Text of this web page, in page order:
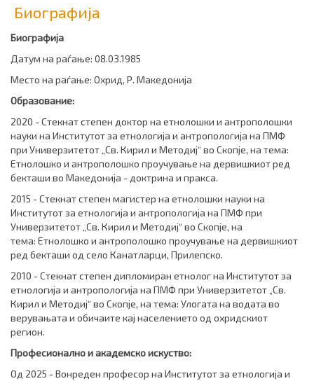
Биографија
Биографија
Датум на раѓање: 08.03.1985
Место на раѓање: Охрид, Р. Македонија
Образование:
2020 - Стекнат степен доктор на етнолошки и антрополошки
науки на Институтот за етнологија и антропологија на ПМФ
при Универзитетот „Св. Кирил и Методиј“ во Скопје, на тема:
Етнолошко и антрополошко проучување на дервишкиот ред
бекташи во Македонија - доктрина и пракса.
2015 - Стекнат степен магистер на етнолошки науки на
Институтот за етнологија и антропологија на ПМФ при
Универзитетот „Св. Кирил и Методиј“ во Скопје, на
тема: Етнолошко и антрополошко проучување на дервишкиот
ред бекташи од село Канатларци, Прилепско.
2010 - Стекнат степен дипломиран етнолог на Институтот за
етнологија и антропологија на ПМФ при Универзитетот „Св.
Кирил и Методиј“ во Скопје, на тема: Улогата на водата во
верувањата и обичаите кај населението од охридскиот
регион.
Професионално и академско искуство:
Од 2025 - Вонреден професор на Институтот за етнологија и